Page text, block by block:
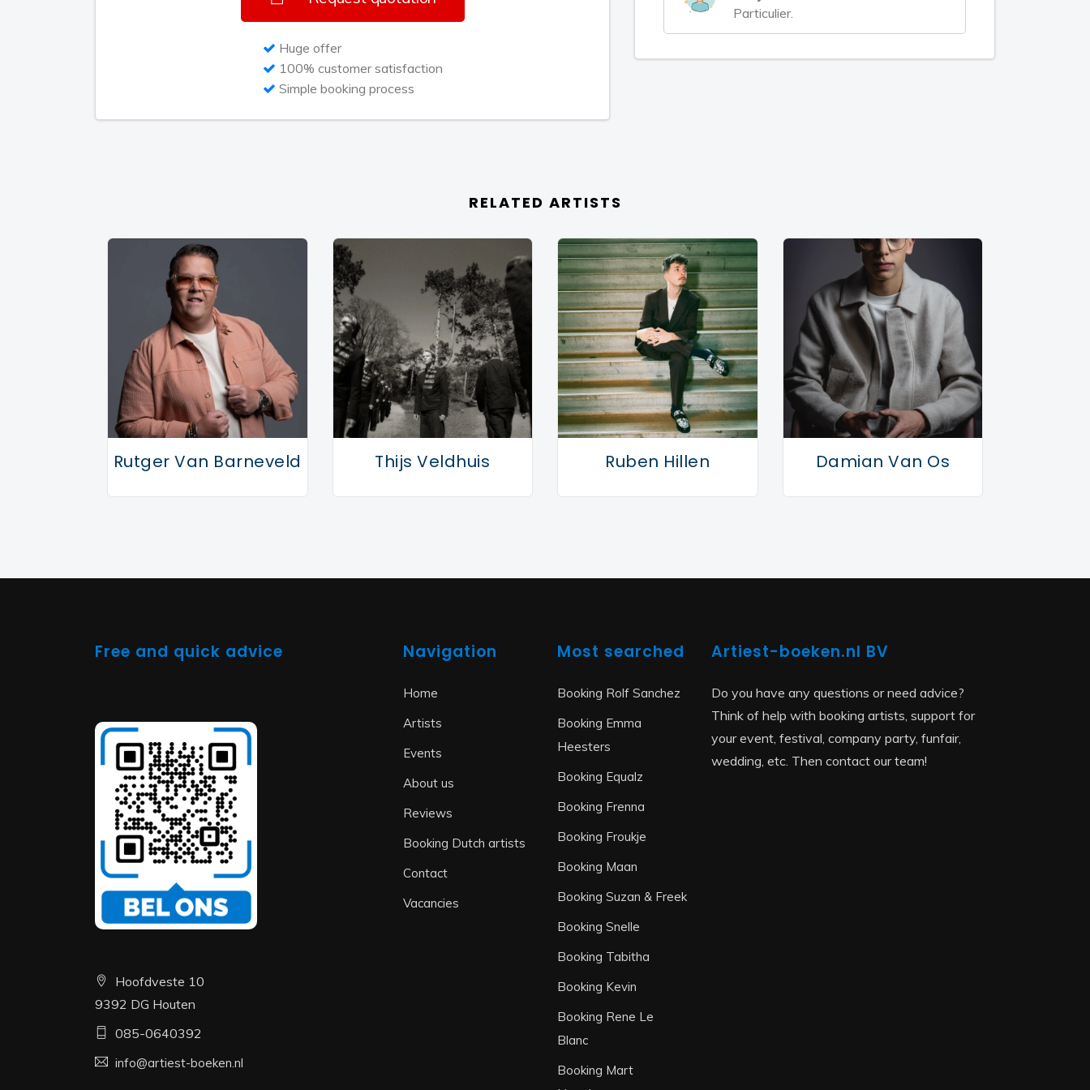
en feestnummers, afgewisseld met eigen nummers. Zo zet Maico elke
Huge offer
100% customer satisfaction
Simple booking process
Particulier.
RELATED ARTISTS
Rutger Van Barneveld Thijs Veldhuis Ruben Hillen Damian Van Os
Free and quick advice
Hoofdveste 10
9392 DG Houten
085-0640392
info@artiest-boeken.nl
Navigation
Home
Artists
Events
About us
Reviews
Booking Dutch artists
Contact
Vacancies
Most searched
Booking Rolf Sanchez
Booking Emma
Heesters
Booking Equalz
Booking Frenna
Booking Froukje
Booking Maan
Booking Suzan & Freek
Booking Snelle
Booking Tabitha
Booking Kevin
Booking Rene Le
Blanc
Booking Mart
Artiest-boeken.nl BV
Do you have any questions or need advice?
Think of help with booking artists, support for
your event, festival, company party, funfair,
wedding, etc. Then contact our team!